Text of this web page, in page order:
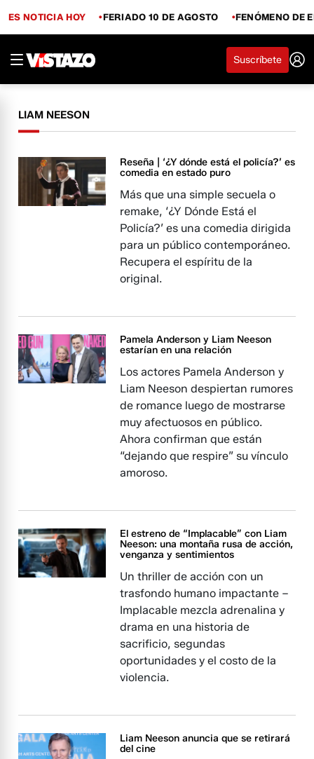
ES NOTICIA HOY FERIADO 10 DE AGOSTO FENÓMENO DE
Suscríbete
LIAM NEESON
Reseña | ‘¿Y dónde está el policía?’ es
comedia en estado puro
Más que una simple secuela o
remake, ‘¿Y Dónde Está el
Policía?’ es una comedia dirigida
para un público contemporáneo.
Recupera el espíritu de la
original.
Pamela Anderson y Liam Neeson
estarían en una relación
Los actores Pamela Anderson y
Liam Neeson despiertan rumores
de romance luego de mostrarse
muy afectuosos en público.
Ahora confirman que están
“dejando que respire” su vínculo
amoroso.
El estreno de “Implacable” con Liam
Neeson: una montaña rusa de acción,
venganza y sentimientos
Un thriller de acción con un
trasfondo humano impactante –
Implacable mezcla adrenalina y
drama en una historia de
sacrificio, segundas
oportunidades y el costo de la
violencia.
Liam Neeson anuncia que se retirará
del cine